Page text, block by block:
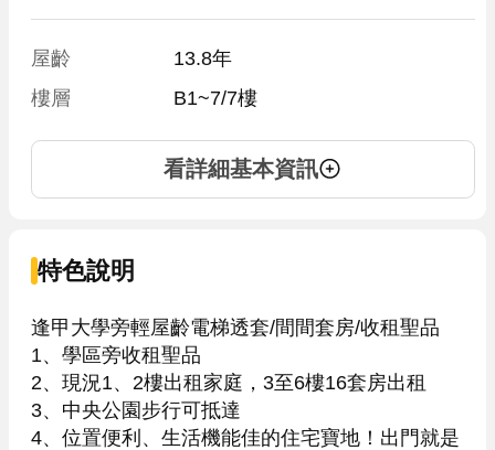
屋齡
13.8年
樓層
B1~7/7樓
看詳細基本資訊
特色說明
逢甲大學旁輕屋齡電梯透套/間間套房/收租聖品
1、學區旁收租聖品
2、現況1、2樓出租家庭，3至6樓16套房出租
3、中央公園步行可抵達
4、位置便利、生活機能佳的住宅寶地！出門就是